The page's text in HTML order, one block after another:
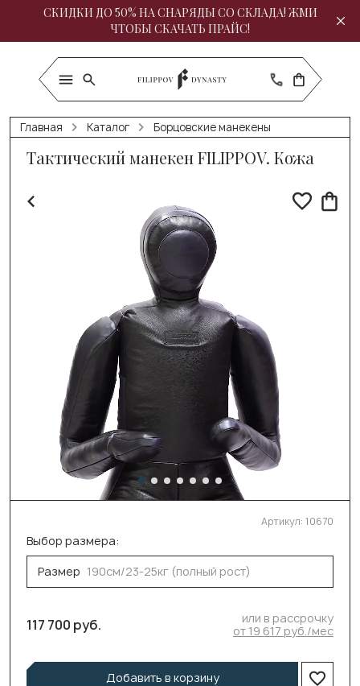
СКИДКИ ДО 50% НА СНАРЯДЫ СО СКЛАДА! ЖМИ
ЧТОБЫ СКАЧАТЬ ПРАЙС!
Главная Каталог Борцовские манекены
Тактический манекен FILIPPOV. Кожа
Артикул: 10670
Выбор размера:
Размер 190см/23-25кг (полный рост)
117 700 руб.
или в рассрочку
от 19 617 руб./мес
Добавить в корзину